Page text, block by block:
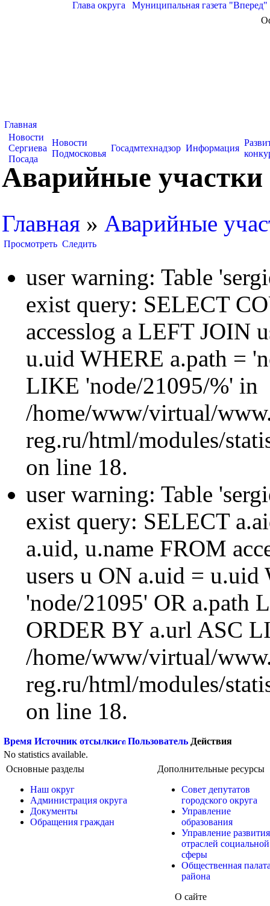
Глава округа Муниципальная газета "Вперед"
Главная
Новости
Сергиева
Посада
Новости
Подмосковья
Госадмтехнадзор Информация
Аварийные участки
Главная » Аварийные
Просмотреть Следить
user warning: Table
exist query: SELECT
accesslog a LEFT JOIN
u.uid WHERE a.path =
LIKE 'node/21095/%' in
/home/www/virtual/
reg.ru/html/modules/
on line 18.
user warning: Table
exist query: SELECT
a.uid, u.name FROM
users u ON a.uid = u.uid
'node/21095' OR a.path
ORDER BY a.url ASC
/home/www/virtual/
reg.ru/html/modules/
on line 18.
Время Источник отсылки Пользователь Действия
No statistics available.
Основные разделы
Наш округ
Администрация округа
Документы
Обращения граждан
Дополнительные ресурсы
Совет депутатов
городского округа
Управление
образования
Управление развития
отраслей социальной
сферы
Общественная
района
О сайте